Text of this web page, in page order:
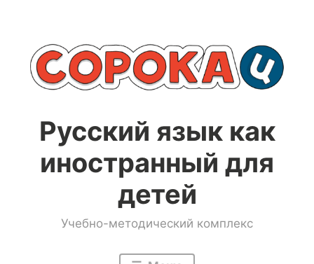
содержимому
Русский язык как
иностранный для
детей
Учебно-методический комплекс